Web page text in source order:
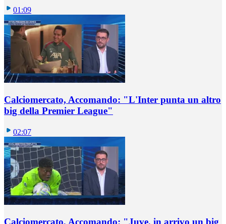
01:09
Calciomercato, Accomando: "L'Inter punta un altro
big della Premier League"
02:07
Calciomercato, Accomando: "Juve, in arrivo un big